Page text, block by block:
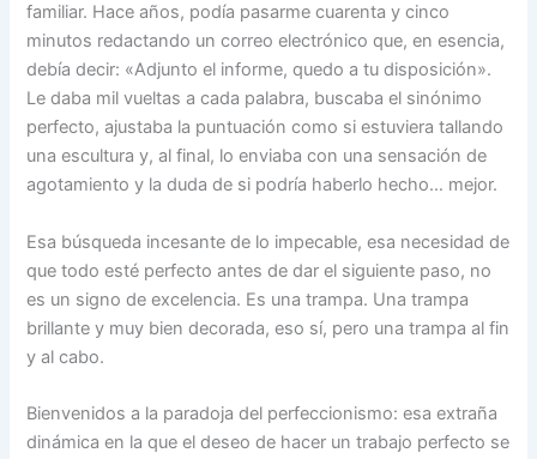
familiar. Hace años, podía pasarme cuarenta y cinco
minutos redactando un correo electrónico que, en esencia,
debía decir: «Adjunto el informe, quedo a tu disposición».
Le daba mil vueltas a cada palabra, buscaba el sinónimo
perfecto, ajustaba la puntuación como si estuviera tallando
una escultura y, al final, lo enviaba con una sensación de
agotamiento y la duda de si podría haberlo hecho… mejor.
Esa búsqueda incesante de lo impecable, esa necesidad de
que todo esté perfecto antes de dar el siguiente paso, no
es un signo de excelencia. Es una trampa. Una trampa
brillante y muy bien decorada, eso sí, pero una trampa al fin
y al cabo.
Bienvenidos a la paradoja del perfeccionismo: esa extraña
dinámica en la que el deseo de hacer un trabajo perfecto se